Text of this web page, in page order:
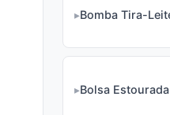
Bomba Tira-
Bolsa Estourada